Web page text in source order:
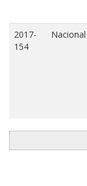
2017-
154
Nacional